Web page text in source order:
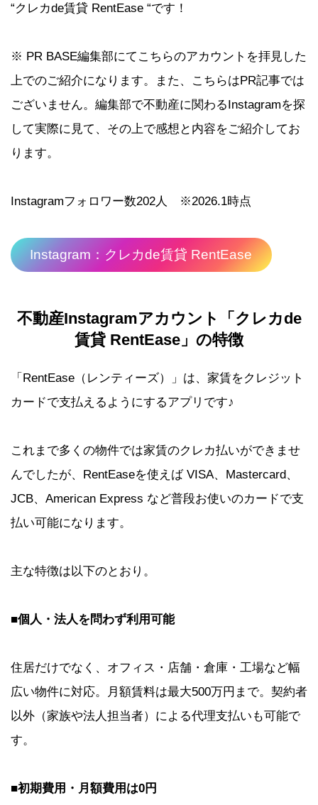
“クレカde賃貸 RentEase “です！
※ PR BASE編集部にてこちらのアカウントを拝見した
上でのご紹介になります。また、こちらはPR記事では
ございません。編集部で不動産に関わるInstagramを探
して実際に見て、その上で感想と内容をご紹介してお
ります。
Instagramフォロワー数202人 ※2026.1時点
Instagram：クレカde賃貸 RentEase
不動産Instagramアカウント「クレカde
賃貸 RentEase 」の特徴
「RentEase（レンティーズ）」は、家賃をクレジット
カードで支払えるようにするアプリです♪
これまで多くの物件では家賃のクレカ払いができませ
んでしたが、RentEaseを使えば VISA、Mastercard、
JCB、American Express など普段お使いのカードで支
払い可能になります。
主な特徴は以下のとおり。
■個人・法人を問わず利用可能
住居だけでなく、オフィス・店舗・倉庫・工場など幅
広い物件に対応。月額賃料は最大500万円まで。契約者
以外（家族や法人担当者）による代理支払いも可能で
す。
■初期費用・月額費用は0円